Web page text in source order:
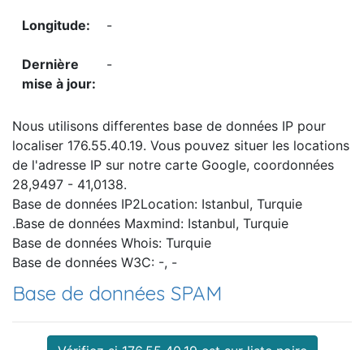
-
-
Nous utilisons differentes base de données IP pour
localiser 176.55.40.19. Vous pouvez situer les locations
de l'adresse IP sur notre carte Google, coordonnées
28,9497 - 41,0138.
Base de données IP2Location: Istanbul, Turquie
.Base de données Maxmind: Istanbul, Turquie
Base de données Whois: Turquie
Base de données W3C: -, -
Base de données SPAM